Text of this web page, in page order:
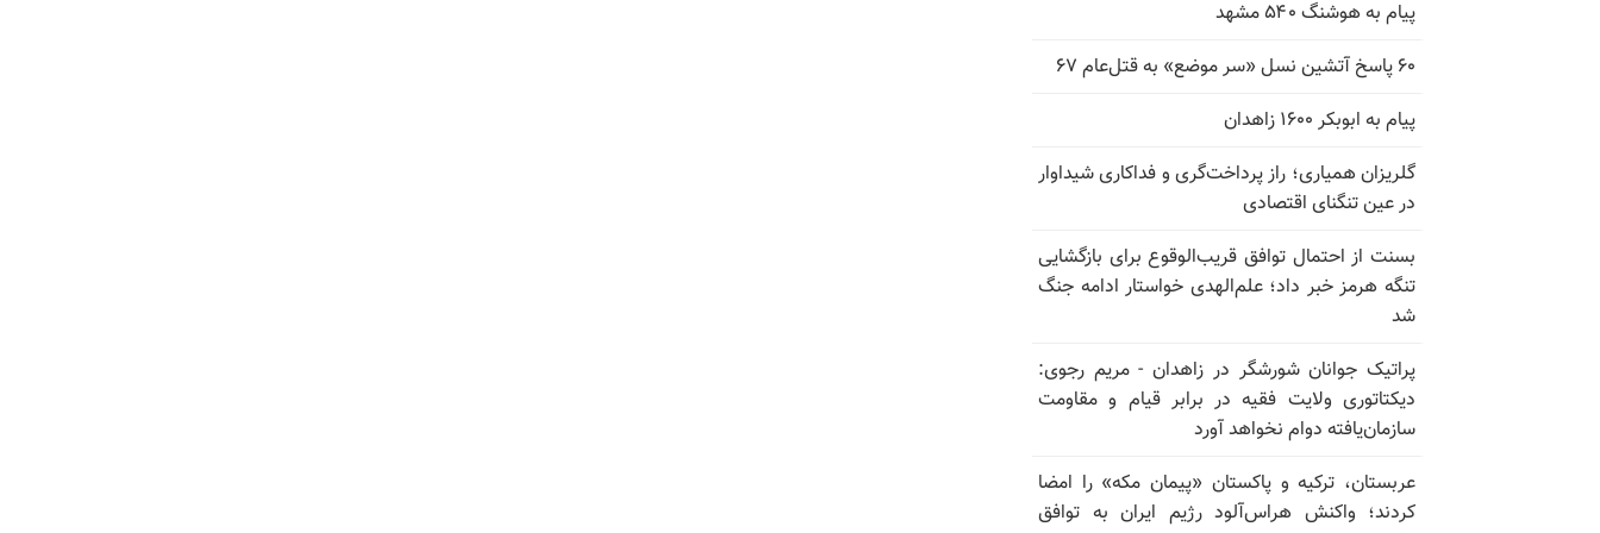
پیام به هوشنگ ۵۴۰ مشهد
۶۰ پاسخ آتشین نسل «سر موضع» به قتل‌عام ۶۷
پیام به ابوبکر ۱۶۰۰ زاهدان
گلریزان همیاری؛ راز پرداخت‌گری و فداکاری شیداوار
در عین تنگنای اقتصادی
بسنت از احتمال توافق قریب‌الوقوع برای بازگشایی
تنگه هرمز خبر داد؛ علم‌الهدی خواستار ادامه جنگ
شد
پراتیک جوانان شورشگر در زاهدان - مریم رجوی:
دیکتاتوری ولایت فقیه در برابر قیام و مقاومت
سازمان‌یافته دوام نخواهد آورد
عربستان، ترکیه و پاکستان «پیمان مکه» را امضا
کردند؛ واکنش هراس‌آلود رژیم ایران به توافق